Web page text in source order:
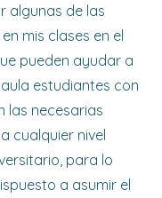
algunas de las
mis clases en el
pueden ayudar a
estudiantes con
las necesarias
cualquier nivel
para lo
a asumir el